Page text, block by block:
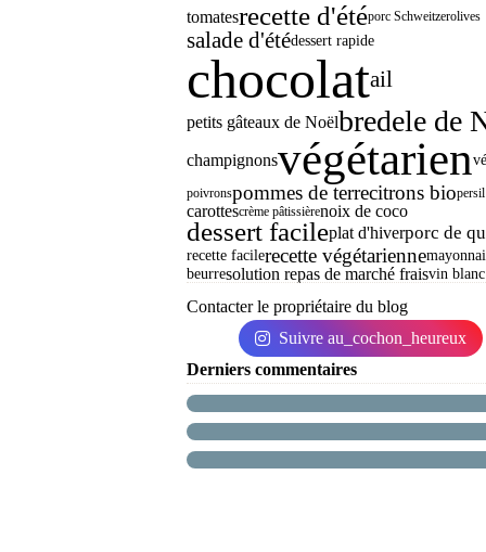
tomatesrecette d'étéporc Schweitzerolives
salade d'étédessert rapide
chocolatail
petits gâteaux de Noëlbredele de
champignonsvégétarien
poivronspommes de terrecitrons biopersil
carottescrème pâtissièrenoix de coco
dessert facileplat d'hiverporc de
recette facilerecette végétarienne
beurresolution repas de marché fraisvin blanc
Contacter le propriétaire du blog
Suivre au_cochon_heureux
Derniers commentaires